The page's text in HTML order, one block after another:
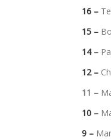
16 –
15 –
14 –
12 –
11 –
10 –
9 –